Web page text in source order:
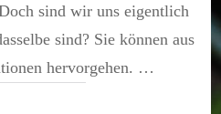
sind wir uns eigentlich
sind? Sie können aus
hervorgehen. …